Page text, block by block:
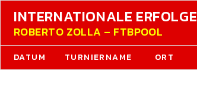
INTERNATIONALE ERFOLGE
ROBERTO ZOLLA – FTBPOOL
DATUM TURNIERNAME ORT